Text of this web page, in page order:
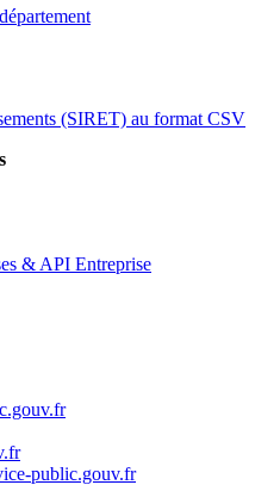
(SIRET) au format CSV
& API Entreprise
public.gouv.fr